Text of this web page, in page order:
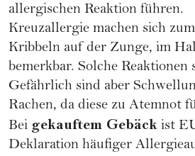
allergischen Reaktion führen.
Kreuzallergie machen sich
Kribbeln auf der Zunge, im
bemerkbar. Solche Reaktionen
Gefährlich sind aber
Rachen, da diese zu Atemnot
Bei gekauftem Gebäck ist
Deklaration häufiger